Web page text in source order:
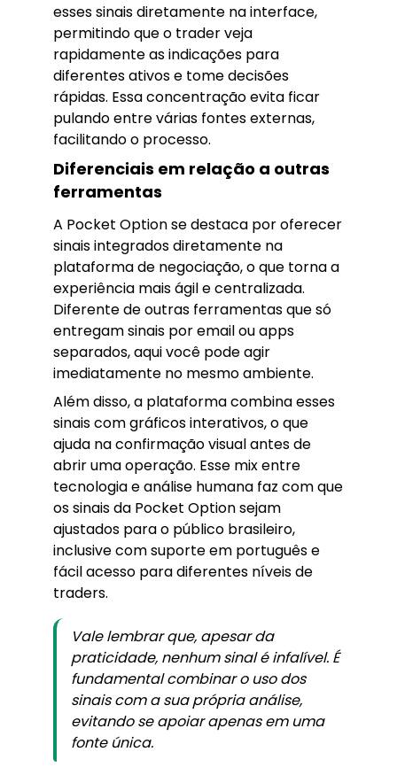
esses sinais diretamente na interface,
permitindo que o trader veja
rapidamente as indicações para
diferentes ativos e tome decisões
rápidas. Essa concentração evita ficar
pulando entre várias fontes externas,
facilitando o processo.
Diferenciais em relação a outras
ferramentas
A Pocket Option se destaca por oferecer
sinais integrados diretamente na
plataforma de negociação, o que torna a
experiência mais ágil e centralizada.
Diferente de outras ferramentas que só
entregam sinais por email ou apps
separados, aqui você pode agir
imediatamente no mesmo ambiente.
Além disso, a plataforma combina esses
sinais com gráficos interativos, o que
ajuda na confirmação visual antes de
abrir uma operação. Esse mix entre
tecnologia e análise humana faz com que
os sinais da Pocket Option sejam
ajustados para o público brasileiro,
inclusive com suporte em português e
fácil acesso para diferentes níveis de
traders.
Vale lembrar que, apesar da
praticidade, nenhum sinal é infalível. É
fundamental combinar o uso dos
sinais com a sua própria análise,
evitando se apoiar apenas em uma
fonte única.